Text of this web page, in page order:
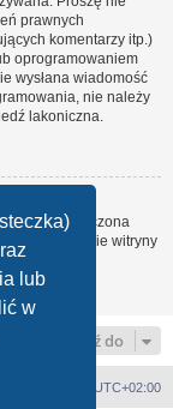
lub
w
prawnych
komentarzy itp.)
oprogramowaniem
wysłana wiadomość
nie należy
lakoniczna.
ta jest włączona
Członkowie witryny
Przejdź do
UTC+02:00